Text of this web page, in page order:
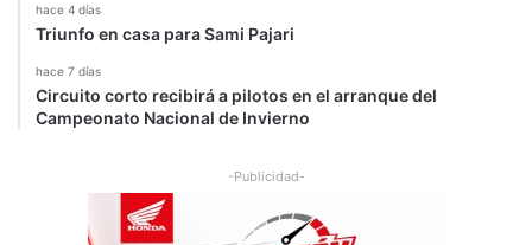
hace 4 días
Triunfo en casa para Sami Pajari
hace 7 días
Circuito corto recibirá a pilotos en el arranque del
Campeonato Nacional de Invierno
-Publicidad-